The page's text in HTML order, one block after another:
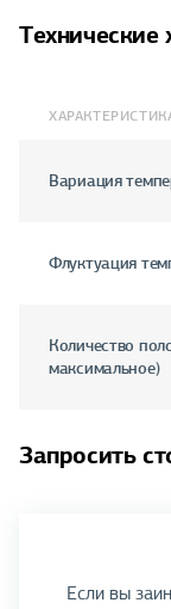
Технические
Вариация
Флуктуация
Количество
максимальное)
Запросить
Если вы